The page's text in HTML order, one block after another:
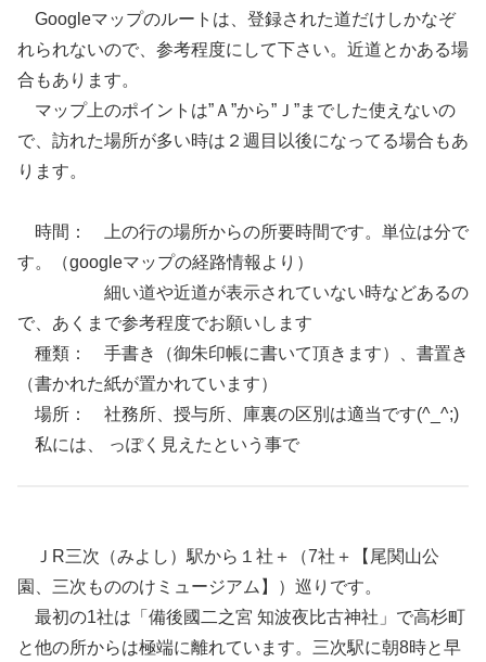
Googleマップのルートは、登録された道だけしかなぞ
れられないので、参考程度にして下さい。近道とかある場
合もあります。
マップ上のポイントは”Ａ”から”Ｊ”までした使えないの
で、訪れた場所が多い時は２週目以後になってる場合もあ
ります。
時間： 上の行の場所からの所要時間です。単位は分で
す。（googleマップの経路情報より）
細い道や近道が表示されていない時などあるの
で、あくまで参考程度でお願いします
種類： 手書き（御朱印帳に書いて頂きます）、書置き
（書かれた紙が置かれています）
場所： 社務所、授与所、庫裏の区別は適当です(^_^;)
私には、 っぽく見えたという事で
ＪR三次（みよし）駅から１社＋（7社＋【尾関山公
園、三次もののけミュージアム】）巡りです。
最初の1社は「備後國二之宮 知波夜比古神社」で高杉町
と他の所からは極端に離れています。三次駅に朝8時と早